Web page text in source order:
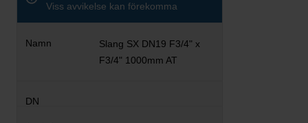
Viss avvikelse kan förekomma
Slang SX DN19 F3/4" x
F3/4" 1000mm AT